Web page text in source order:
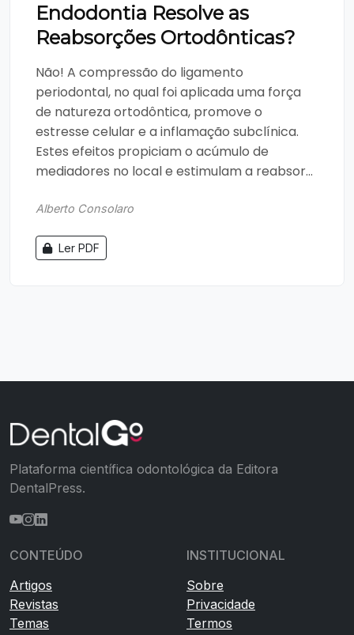
Endodontia Resolve as
Reabsorções Ortodônticas?
Não! A compressão do ligamento
periodontal, no qual foi aplicada uma força
de natureza ortodôntica, promove o
estresse celular e a inflamação subclínica.
Estes efeitos propiciam o acúmulo de
mediadores no local e estimulam a reabsor...
Alberto Consolaro
Ler PDF
Plataforma científica odontológica da Editora
DentalPress.
CONTEÚDO
Artigos
Revistas
Temas
INSTITUCIONAL
Sobre
Privacidade
Termos